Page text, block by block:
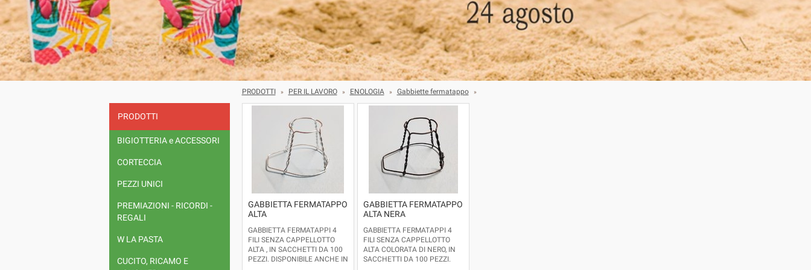
PRODOTTI
BIGIOTTERIA e ACCESSORI
CORTECCIA
PEZZI UNICI
PREMIAZIONI - RICORDI -
REGALI
W LA PASTA
CUCITO, RICAMO E
PRODOTTI » PER IL LAVORO » ENOLOGIA » Gabbiette fermatappo »
GABBIETTA FERMATAPPO
ALTA
GABBIETTA FERMATAPPI 4
FILI SENZA CAPPELLOTTO
ALTA , IN SACCHETTI DA 100
PEZZI. DISPONIBILE ANCHE IN
GABBIETTA FERMATAPPO
ALTA NERA
GABBIETTA FERMATAPPI 4
FILI SENZA CAPPELLOTTO
ALTA COLORATA DI NERO, IN
SACCHETTI DA 100 PEZZI.